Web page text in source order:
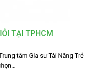
TẠI TPHCM
tâm Gia sư Tài Năng Trẻ